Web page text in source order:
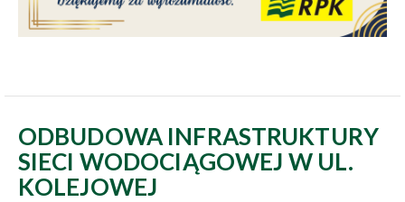
ODBUDOWA INFRASTRUKTURY
SIECI WODOCIĄGOWEJ W UL.
KOLEJOWEJ